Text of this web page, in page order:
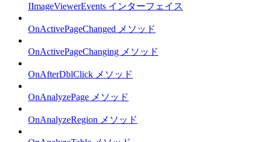
IImageViewerEvents インターフェイス
OnActivePageChanged メソッド
OnActivePageChanging メソッド
OnAfterDblClick メソッド
OnAnalyzePage メソッド
OnAnalyzeRegion メソッド